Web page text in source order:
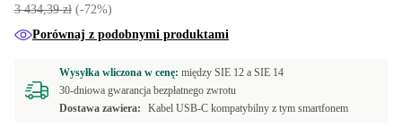
3 434,39 zł (-72%)
Porównaj z podobnymi produktami
Wysyłka wliczona w cenę: między SIE 12 a SIE 14
30-dniowa gwarancja bezpłatnego zwrotu
Dostawa zawiera:
Kabel USB-C kompatybilny z tym smartfonem